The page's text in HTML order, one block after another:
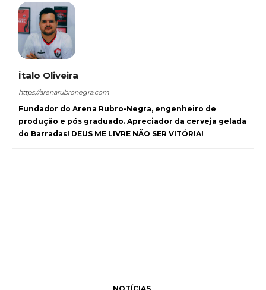
Ítalo Oliveira
https://arenarubronegra.com
Fundador do Arena Rubro-Negra, engenheiro de
produção e pós graduado. Apreciador da cerveja gelada
do Barradas! DEUS ME LIVRE NÃO SER VITÓRIA!